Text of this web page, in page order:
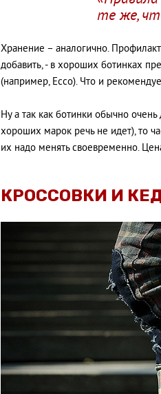
те же,
Хранение – аналогично.
добавить, - в хороших ботинках
(например, Ecco). Что и
Ну а так как ботинки обычно
хороших марок речь не идет), то
их надо менять своевременно.
КРОССОВКИ И